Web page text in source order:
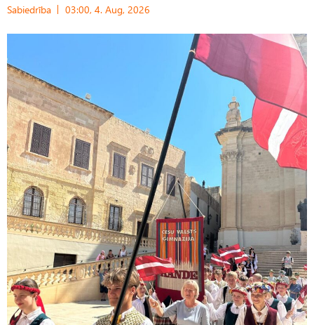
Sabiedrība 03:00, 4. Aug, 2026